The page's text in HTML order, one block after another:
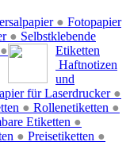
●
●
●
Fotopapier
für Laserdrucker ●
Selbstklebende
Etiketten
● Rollenetiketten ●
Etiketten ●
● Preisetiketten ●
Haftnotizen
und